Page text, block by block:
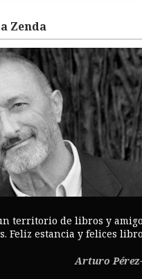
Zenda
territorio de libros y
Feliz estancia y felices
Arturo